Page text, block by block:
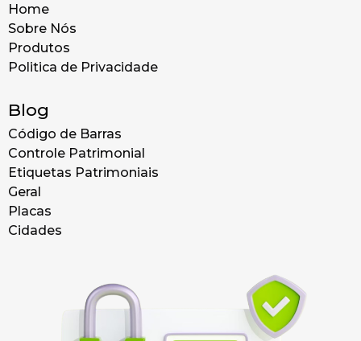
Home
Sobre Nós
Produtos
Politica de Privacidade
Blog
Código de Barras
Controle Patrimonial
Etiquetas Patrimoniais
Geral
Placas
Cidades